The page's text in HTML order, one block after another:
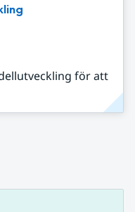
för att